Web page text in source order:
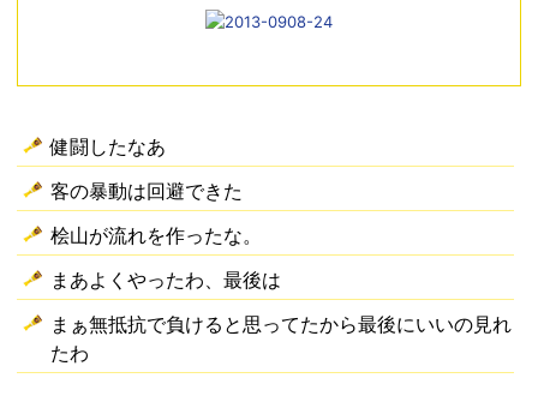
健闘したなあ
客の暴動は回避できた
桧山が流れを作ったな。
まあよくやったわ、最後は
まぁ無抵抗で負けると思ってたから最後にいいの見れ
たわ